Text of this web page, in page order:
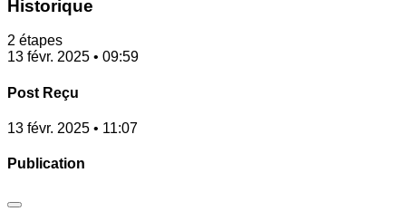
Historique
2 étapes
13 févr. 2025 • 09:59
Post Reçu
13 févr. 2025 • 11:07
Publication